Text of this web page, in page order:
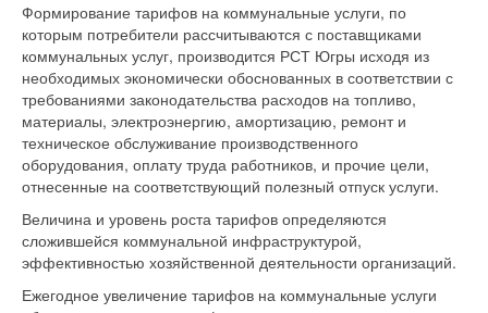
Формирование тарифов на коммунальные услуги, по
которым потребители рассчитываются с поставщиками
коммунальных услуг, производится РСТ Югры исходя из
необходимых экономически обоснованных в соответствии с
требованиями законодательства расходов на топливо,
материалы, электроэнергию, амортизацию, ремонт и
техническое обслуживание производственного
оборудования, оплату труда работников, и прочие цели,
отнесенные на соответствующий полезный отпуск услуги.
Величина и уровень роста тарифов определяются
сложившейся коммунальной инфраструктурой,
эффективностью хозяйственной деятельности организаций.
Ежегодное увеличение тарифов на коммунальные услуги